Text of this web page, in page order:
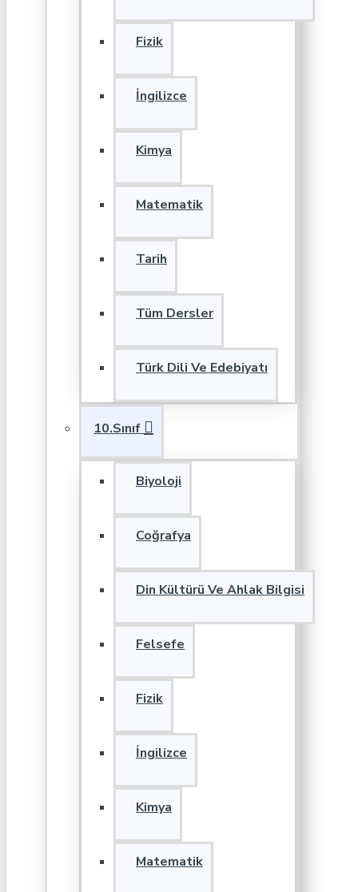
Fizik
İngilizce
Kimya
Matematik
Tarih
Tüm Dersler
Türk Dili Ve Edebiyatı
10.Sınıf
Biyoloji
Coğrafya
Din Kültürü Ve Ahlak Bilgisi
Felsefe
Fizik
İngilizce
Kimya
Matematik